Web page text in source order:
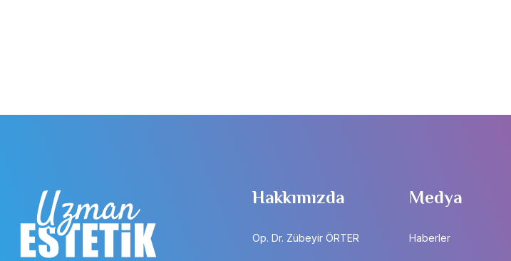
Hakkımızda
Op. Dr. Zübeyir ÖRTER
Medya
Haberler